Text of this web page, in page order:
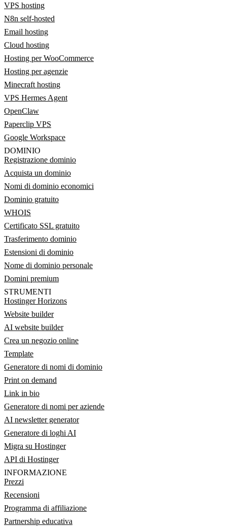
VPS hosting
N8n self-hosted
Email hosting
Cloud hosting
Hosting per WooCommerce
Hosting per agenzie
Minecraft hosting
VPS Hermes Agent
OpenClaw
Paperclip VPS
Google Workspace
DOMINIO
Registrazione dominio
Acquista un dominio
Nomi di dominio economici
Dominio gratuito
WHOIS
Certificato SSL gratuito
Trasferimento dominio
Estensioni di dominio
Nome di dominio personale
Domini premium
STRUMENTI
Hostinger Horizons
Website builder
AI website builder
Crea un negozio online
Template
Generatore di nomi di dominio
Print on demand
Link in bio
Generatore di nomi per aziende
AI newsletter generator
Generatore di loghi AI
Migra su Hostinger
API di Hostinger
INFORMAZIONE
Prezzi
Recensioni
Programma di affiliazione
Partnership educativa